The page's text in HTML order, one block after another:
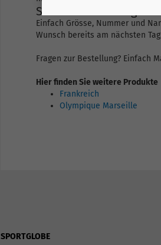
Schnelle Lieferung -
Einfach Grösse, Nummer und
Wunsch bereits am nächsten
Fragen zur Bestellung? Einfach
Hier finden Sie weitere Produkte
Frankreich
Olympique Marseille
SPORTGLOBE